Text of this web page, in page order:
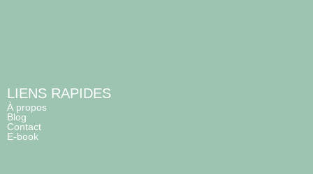
LIENS RAPIDES
À propos
Blog
Contact
E-book